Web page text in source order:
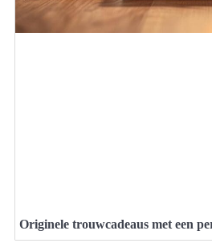
Originele trouwcadeaus met een